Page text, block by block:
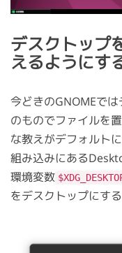
デスクトップ
えるようにす
今どきのGNOMEで
のものでファイルを
な教えがデフォルト
組み込みにある
環境変数
をデスクトップにす